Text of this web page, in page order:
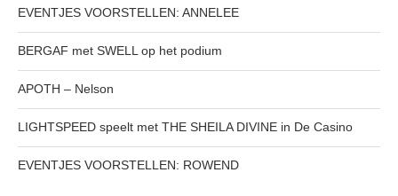
EVENTJES VOORSTELLEN: ANNELEE
BERGAF met SWELL op het podium
APOTH – Nelson
LIGHTSPEED speelt met THE SHEILA DIVINE in De Casino
EVENTJES VOORSTELLEN: ROWEND